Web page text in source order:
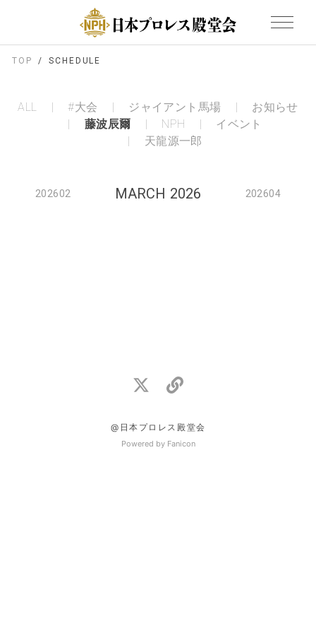
TOP SCHEDULE
ALL #大会 ジャイアント馬場
お知らせ
藤波辰爾
NPH
イベント
天龍源一郎
202602 MARCH 2026 202604
@日本プロレス殿堂会
Powered by Fanicon